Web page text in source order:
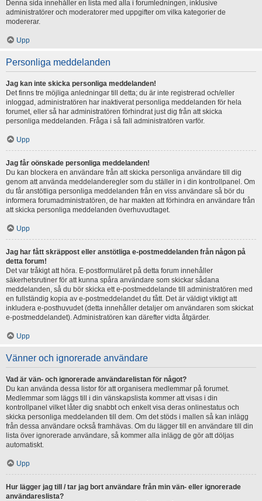
Denna sida innehåller en lista med alla i forumledningen, inklusive
administratörer och moderatorer med uppgifter om vilka kategorier de
modererar.
Upp
Personliga meddelanden
Jag kan inte skicka personliga meddelanden!
Det finns tre möjliga anledningar till detta; du är inte registrerad och/eller
inloggad, administratören har inaktiverat personliga meddelanden för hela
forumet, eller så har administratören förhindrat just dig från att skicka
personliga meddelanden. Fråga i så fall administratören varför.
Upp
Jag får oönskade personliga meddelanden!
Du kan blockera en användare från att skicka personliga användare till dig
genom att använda meddelanderegler som du ställer in i din kontrollpanel. Om
du får anstötliga personliga meddelanden från en viss användare så bör du
informera forumadministratören, de har makten att förhindra en användare från
att skicka personliga meddelanden överhuvudtaget.
Upp
Jag har fått skräppost eller anstötliga e-postmeddelanden från någon på
detta forum!
Det var tråkigt att höra. E-postformuläret på detta forum innehåller
säkerhetsrutiner för att kunna spåra användare som skickar sådana
meddelanden, så du bör skicka ett e-postmeddelande till administratören med
en fullständig kopia av e-postmeddelandet du fått. Det är väldigt viktigt att
inkludera e-posthuvudet (detta innehåller detaljer om användaren som skickat
e-postmeddelandet). Administratören kan därefter vidta åtgärder.
Upp
Vänner och ignorerade användare
Vad är vän- och ignorerade användarelistan för något?
Du kan använda dessa listor för att organisera medlemmar på forumet.
Medlemmar som läggs till i din vänskapslista kommer att visas i din
kontrollpanel vilket låter dig snabbt och enkelt visa deras onlinestatus och
skicka personliga meddelanden till dem. Om det stöds i mallen så kan inlägg
från dessa användare också framhävas. Om du lägger till en användare till din
lista över ignorerade användare, så kommer alla inlägg de gör att döljas
automatiskt.
Upp
Hur lägger jag till / tar jag bort användare från min vän- eller ignorerade
användareslista?